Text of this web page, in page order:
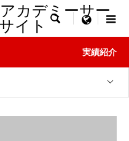
カデミーサー
イト
 menu
実績紹介